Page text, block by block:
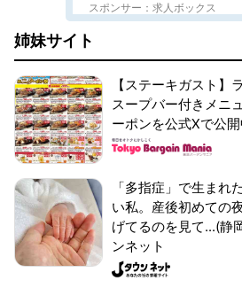
スポンサー：求人ボックス
姉妹サイト
【ステーキガスト】
スープバー付きメニ
ーポンを公式Xで公
「多指症」で生まれ
い私。産後初めての
げてるのを見て...(静
ンネット